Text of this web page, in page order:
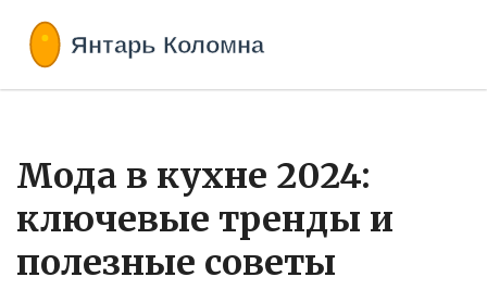
Мода в кухне 2024:
ключевые тренды и
полезные советы